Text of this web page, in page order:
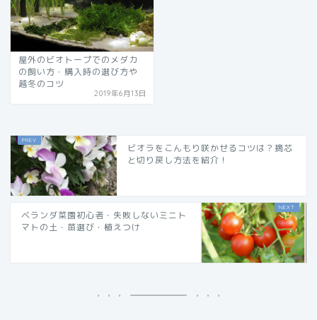
屋外のビオトープでのメダカ
の飼い方・購入時の選び方や
越冬のコツ
2019年6月13日
ビオラをこんもり咲かせるコツは？摘芯
と切り戻し方法を紹介！
ベランダ菜園初心者・失敗しないミニト
マトの土・苗選び・植えつけ